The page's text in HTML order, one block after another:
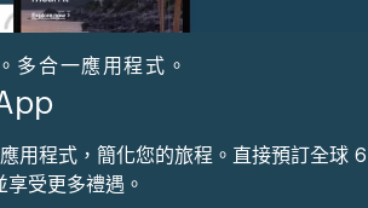
多合一應用程式。
用程式，簡化您的旅程。直接預訂全球 6
受更多禮遇。